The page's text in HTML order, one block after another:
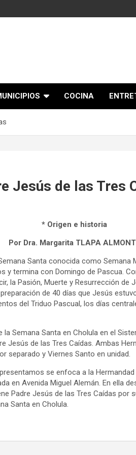
COCINA
Jesús de las Tres
* Origen e historia
Por Dra. Margarita TLAPA
Santa conocida como Semana
y termina con Domingo de Pascua.
la Pasión, Muerte y Resurrección de
de 40 días que Jesús
del Triduo Pascual, los días
Semana Santa en Cholula en el
Jesús de las Tres Caídas. Ambas
separado y Viernes Santo en unidad.
se enfoca a la
en Avenida Miguel Alemán. En ella
Padre Jesús de las Tres Caídas por
Santa en Cholula.